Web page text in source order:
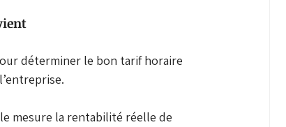
déterminer le bon tarif horaire
mesure la rentabilité réelle de